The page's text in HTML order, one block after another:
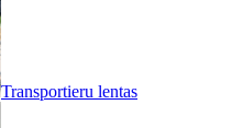
Transportieru lentas